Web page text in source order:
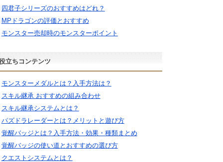
四君子シリーズのおすすめはどれ？
MPドラゴンの評価とおすすめ
モンスター売却時のモンスターポイント
立ちコンテンツ
モンスターメダルとは？入手方法は？
スキル継承 おすすめの組み合わせ
スキル継承システムとは？
パズドラレーダーとは？メリットと遊び方
覚醒バッジとは？入手方法・効果・種類まとめ
覚醒バッジの使い道とおすすめの選び方
クエストシステムとは？